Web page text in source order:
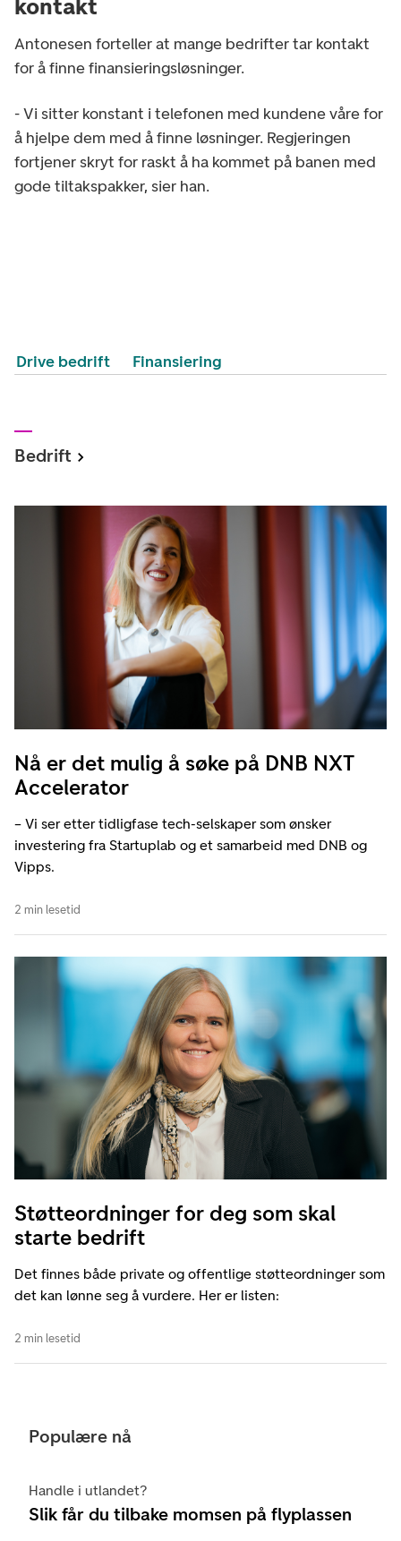
kontakt
Antonesen forteller at mange bedrifter tar kontakt
for å finne finansieringsløsninger.
- Vi sitter konstant i telefonen med kundene våre for
å hjelpe dem med å finne løsninger. Regjeringen
fortjener skryt for raskt å ha kommet på banen med
gode tiltakspakker, sier han.
Drive bedrift Finansiering
Bedrift
Nå er det mulig å søke på DNB NXT
Accelerator
– Vi ser etter tidligfase tech-selskaper som ønsker
investering fra Startuplab og et samarbeid med DNB og
Vipps.
2 min lesetid
Støtteordninger for deg som skal
starte bedrift
Det finnes både private og offentlige støtteordninger som
det kan lønne seg å vurdere. Her er listen:
2 min lesetid
Populære nå
Handle i utlandet?
Slik får du tilbake momsen på flyplassen